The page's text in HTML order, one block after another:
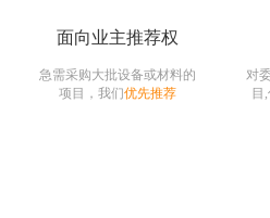
面向业主推荐权
急需采购大批设备或材料的
项目，我们优先推荐
对
目